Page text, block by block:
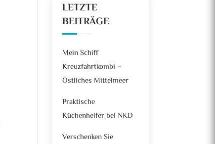
LETZTE
BEITRÄGE
Mein Schiff
Kreuzfahrtkombi –
Östliches Mittelmeer
Praktische
Küchenhelfer bei NKD
Verschenken Sie